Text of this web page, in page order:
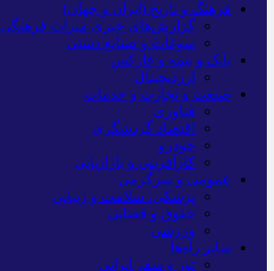
فرهنگ و تاریخ (ایران و جهان)
گزارش‌های خبری میراث فرهنگی
سوغات و صنایع دستی
بانک و بیمه و فارکس
ارزدیجیتال
صنعت و تجارت و خدمات
فناوری
اقتصاد گردشگری
خودرو
کارآفرینی و بازاریابی
عمومی و سرگرمی
پزشکی، سلامت و زیبایی
حقوق و قضایی
ورزشی
سایر راه‌ها
تور و سفر ایرانی